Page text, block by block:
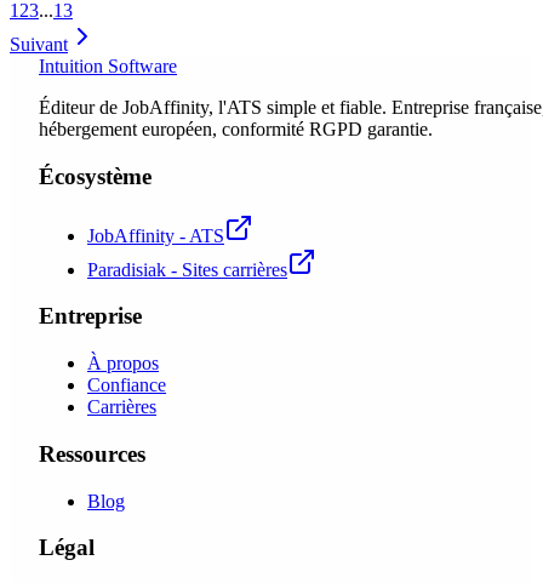
1 23...13
Suivant
Intuition Software
Éditeur de JobAffinity, l'ATS simple et fiable. Entreprise
hébergement européen, conformité RGPD garantie.
Écosystème
JobAffinity - ATS
Paradisiak - Sites carrières
Entreprise
À propos
Confiance
Carrières
Ressources
Blog
Légal